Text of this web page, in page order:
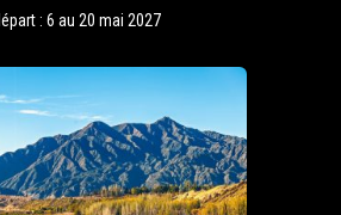
: 6 au 20 mai 2027